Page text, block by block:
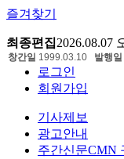
즐겨찾기
최종편집2026.08.07
로그인
회원가입
기사제보
광고안내
주간신문CMN
창간일 1999.03.10 발행일